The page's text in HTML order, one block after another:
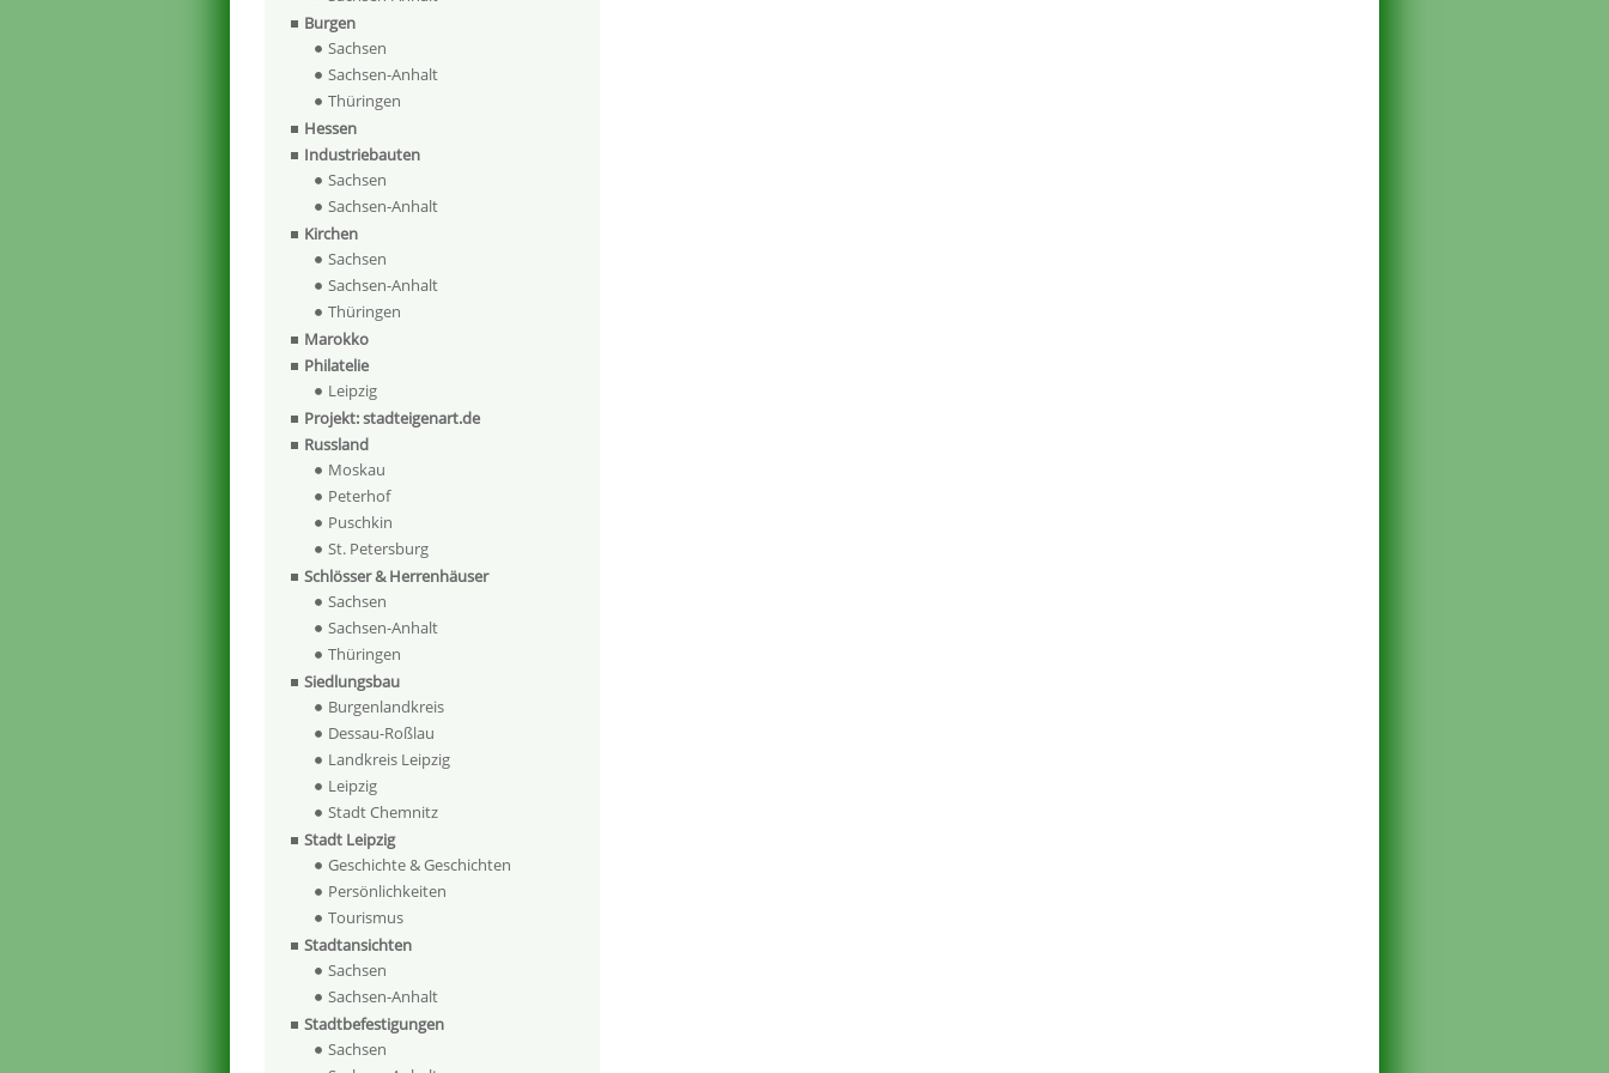
Burgen
Sachsen
Sachsen-Anhalt
Thüringen
Hessen
Industriebauten
Sachsen
Sachsen-Anhalt
Kirchen
Sachsen
Sachsen-Anhalt
Thüringen
Marokko
Philatelie
Leipzig
Projekt: stadteigenart.de
Russland
Moskau
Peterhof
Puschkin
St. Petersburg
Schlösser & Herrenhäuser
Sachsen
Sachsen-Anhalt
Thüringen
Siedlungsbau
Burgenlandkreis
Dessau-Roßlau
Landkreis Leipzig
Leipzig
Stadt Chemnitz
Stadt Leipzig
Geschichte & Geschichten
Persönlichkeiten
Tourismus
Stadtansichten
Sachsen
Sachsen-Anhalt
Stadtbefestigungen
Sachsen